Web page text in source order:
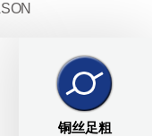
铜丝足粗